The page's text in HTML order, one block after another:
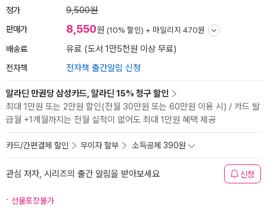
정가 9,500원
판매가 8,550원 (10% 할인) + 마일리지 470원
배송료 유료 (도서 1만5천원 이상 무료)
전자책 전자책 출간알림 신청
알라딘 만권당 삼성카드, 알라딘 15% 청구 할인
최대 1만원 또는 2만원 할인(전월 30만원 또는 60만원 이용 시) / 카드 발
급월 +1개월까지는 전월 실적이 없어도 최대 1만원 혜택 제공
카드/간편결제 할인 무이자 할부 소득공제 390원
관심 저자, 시리즈의 출간 알림을 받아보세요 신청
선물포장불가